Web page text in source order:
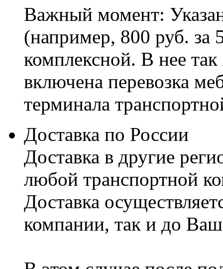
Важный момент:
(например, 800 руб. за
комплексной. В нее
включена перевозка
терминала
Доставка по России
Доставка в другие
любой транспортной
Доставка
компании, так и до